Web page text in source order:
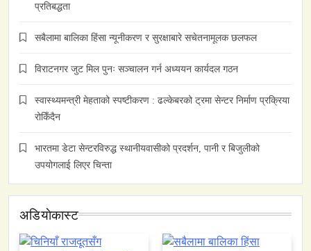
प्रतिबद्धता
सबैलामा बालिका हिंसा न्यूनीकरण र सुरक्षाबारे सचेतनामूलक छलफल
विराटनगर जुट मिल पुनः सञ्चालन गर्न अध्ययन कार्यदल गठन
स्वास्थ्यमन्त्री मेहताको स्पष्टीकरण : ढल्केबरको ट्रमा सेन्टर निर्माण प्रक्रिया
रोकिँदैन
भारतमा डेटा सेन्टरविरुद्ध स्थानीयवासीको प्रदर्शन, पानी र बिजुलीको
उपयोगलाई लिएर चिन्ता
अडियाेकास्ट